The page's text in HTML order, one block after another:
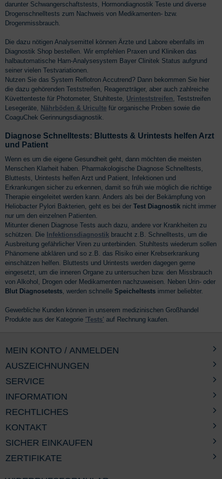
darunter Schwangerschaftstests, Hormondiagnostik Teste und diverse
Drogenschnelltests zum Nachweis von Medikamenten- bzw.
Drogenmissbrauch.
Die dazu nötigen Analysemittel können Ärzte und Labore ebenfalls im
Diagnostik Shop bestellen. Wir empfehlen Praxen und Kliniken das
halbautomatische Harn-Analysesystem Bayer Clinitek Status aufgrund
seiner vielen Testvariationen.
Nutzen Sie das System Reflotron Accutrend? Dann bekommen Sie hier
die dazu gehörenden Teststreifen, Reagenzträger, aber auch zahlreiche
Küvettenteste für Photometer, Stuhlteste, Urinteststreifen, Teststreifen
Lesegeräte, Nährböden & Uriculte für organische Proben sowie die
CoaguChek Gerinnungsdiagnostik.
Diagnose Schnelltests: Bluttests & Urintests helfen Arzt
und Patient
Wenn es um die eigene Gesundheit geht, dann möchten die meisten
Menschen Klarheit haben. Pharmakologische Diagnose Schnelltests,
Bluttests, Urintests helfen Arzt und Patient, Infektionen und
Erkrankungen sicher zu erkennen, damit so früh wie möglich die richtige
Therapie eingeleitet werden kann. Anders als bei der Bekämpfung von
Heliobacter Pylori Bakterien, geht es bei der Test Diagnostik nicht immer
nur um den einzelnen Patienten.
Mitunter dienen Diagnose Tests auch dazu, andere vor Krankheiten zu
schützen. Die Infektionsdiagnostik braucht z.B. Schnelltests, um die
Ausbreitung gefährlicher Viren zu unterbinden. Stuhltests wiederum sollen
Phänomene abklären und so z.B. das Risiko einer Krebserkrankung
einschätzen helfen. Bluttests und Urintests werden dagegen gerne
eingesetzt, um die inneren Organe zu untersuchen bzw. den Missbrauch
von Alkohol, Drogen oder Medikamenten nachzuweisen. Neben Urin- oder
Blut Diagnosetests, werden schnelle Speicheltests immer beliebter.
Gewerbliche Kunden können in unserem medizinischen Großhandel
Produkte aus der Kategorie 'Tests' auf Rechnung kaufen.
AUSZEICHNUNGEN
SERVICE
INFORMATION
RECHTLICHES
MEIN KONTO / ANMELDEN
KONTAKT
SICHER EINKAUFEN
ZERTIFIKATE